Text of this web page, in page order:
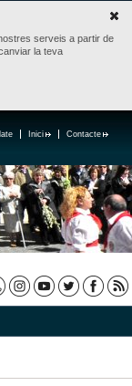
serveis a partir de
la teva
Contacte
Inici